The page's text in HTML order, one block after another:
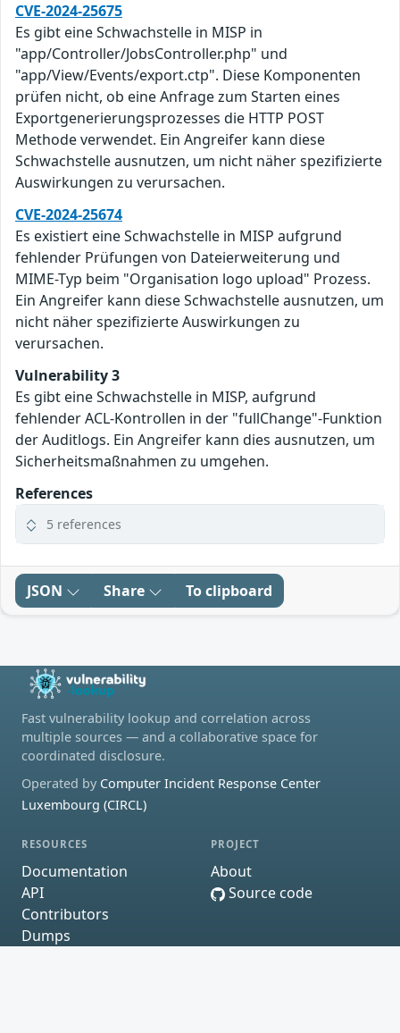
CVE-2024-25675
Es gibt eine Schwachstelle in MISP in
"app/Controller/JobsController.php" und
"app/View/Events/export.ctp". Diese Komponenten
prüfen nicht, ob eine Anfrage zum Starten eines
Exportgenerierungsprozesses die HTTP POST
Methode verwendet. Ein Angreifer kann diese
Schwachstelle ausnutzen, um nicht näher spezifizierte
Auswirkungen zu verursachen.
CVE-2024-25674
Es existiert eine Schwachstelle in MISP aufgrund
fehlender Prüfungen von Dateierweiterung und
MIME-Typ beim "Organisation logo upload" Prozess.
Ein Angreifer kann diese Schwachstelle ausnutzen, um
nicht näher spezifizierte Auswirkungen zu
verursachen.
Vulnerability 3
Es gibt eine Schwachstelle in MISP, aufgrund
fehlender ACL-Kontrollen in der "fullChange"-Funktion
der Auditlogs. Ein Angreifer kann dies ausnutzen, um
Sicherheitsmaßnahmen zu umgehen.
References
5 references
JSON Share To clipboard
Fast vulnerability lookup and correlation across
multiple sources — and a collaborative space for
coordinated disclosure.
Operated by Computer Incident Response Center
Luxembourg (CIRCL)
RESOURCES
Documentation
API
Contributors
Dumps
PROJECT
About
Source code